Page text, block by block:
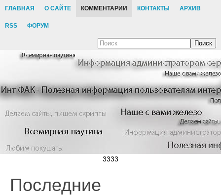
ГЛАВНАЯ О САЙТЕ КОММЕНТАРИИ КОНТАКТЫ АРХИВ
RSS ФОРУМ
Поиск
3333
Последние